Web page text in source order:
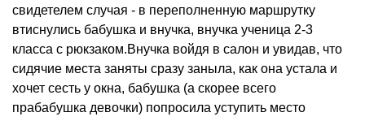
свидетелем случая - в переполненную маршрутку
втиснулись бабушка и внучка, внучка ученица 2-3
класса с рюкзаком.Внучка войдя в салон и увидав, что
сидячие места заняты сразу заныла, как она устала и
хочет сесть у окна, бабушка (а скорее всего
прабабушка девочки) попросила уступить место